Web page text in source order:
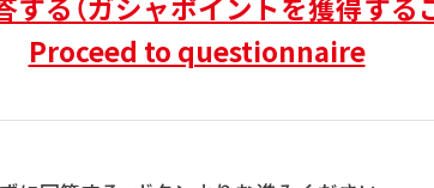
Proceed to questionnaire